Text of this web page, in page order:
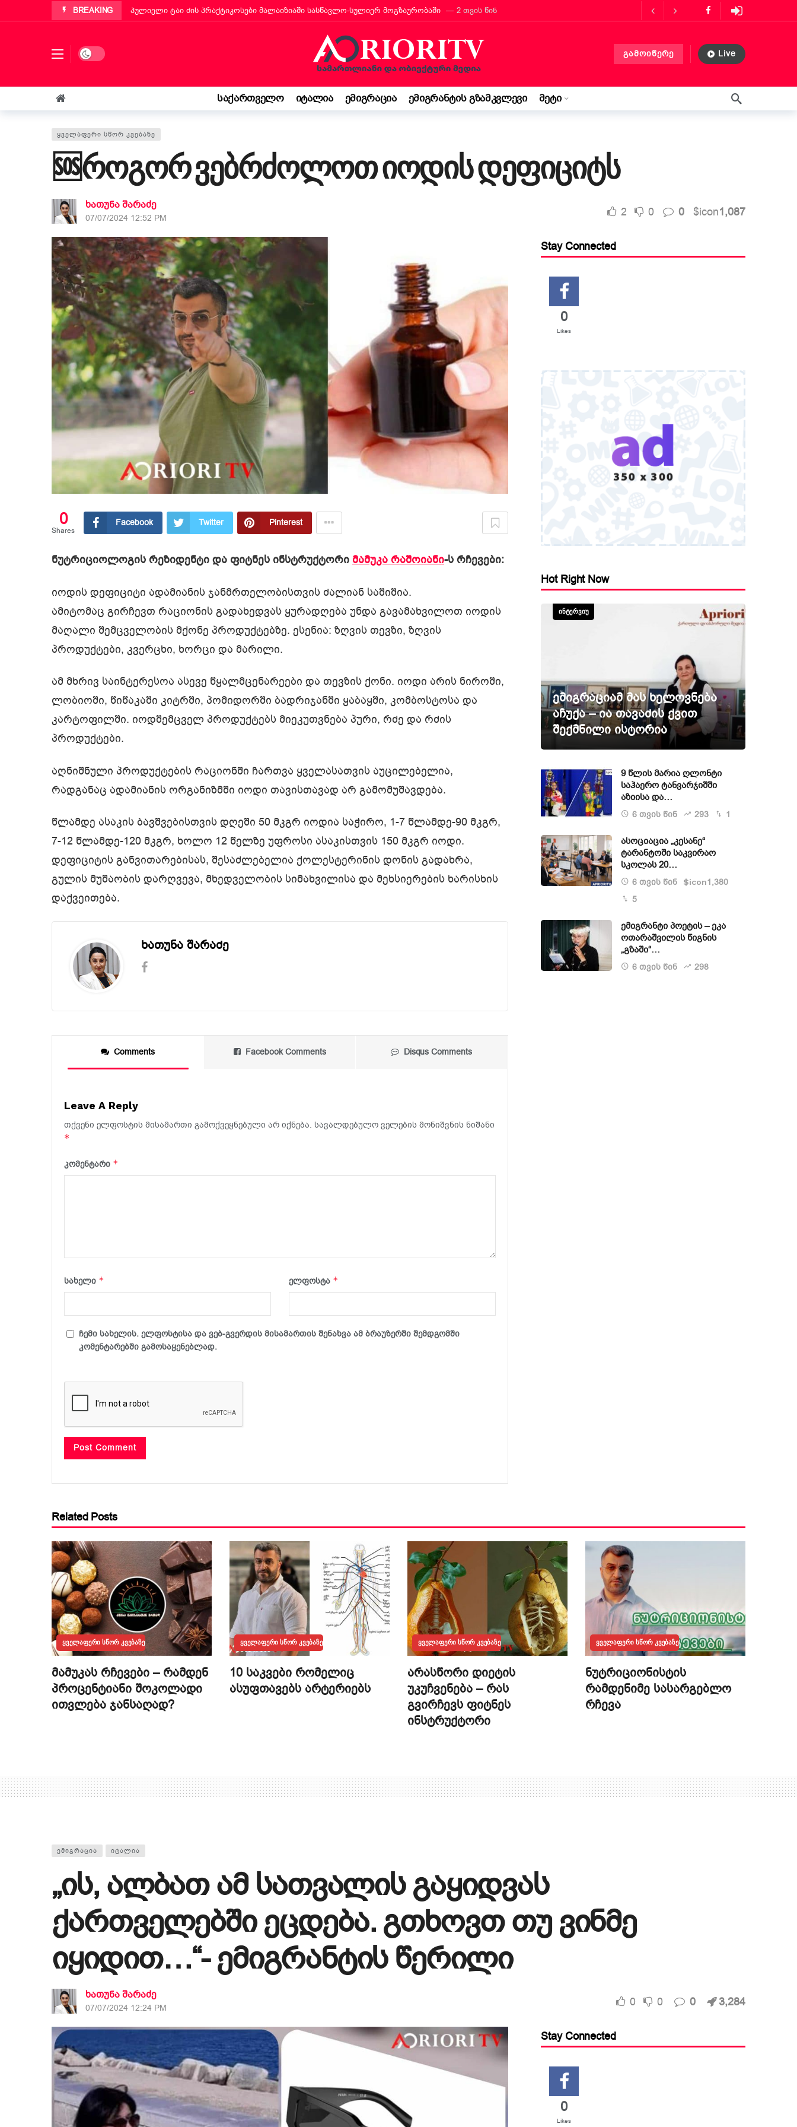
BREAKING პუტინიანოს მერმა ქართველ ემიგრანტს იტალიის მოქალაქეობა პირადად მიულოცა
3 თვის წინ
ქართველმა ემიგრანტმა მოსწავლემ იტალიაში პოეზიის კონკურსი მოიგო
3 თვის წინ
რა უნდა იცოდეს „კოლფ-ბადანტემ“ შემოსავლის დეკლარაცია 730-ს შესახებ! ვალდებულება თუ შესაძლებლობა?
3 თვის წინ
იტალიის პარლამენტმა „უსაფრთხოების დეკრეტი“ დაამტკიცა – რას ნიშნავს ეს ემიგრანტებისთვის
4 თვის წინ
„საფრანგეთმა სიცოცხლე მაჩუქა, საქართველო კი ჩემი ფესვებია“ — 15 წლის ბარბარე მანჯგალაძის წერილი ლილიდან
Dark mode გამოიწერე Live
საქართველო იტალია ემიგრაცია ემიგრანტის გზამკვლევი მეტი
ᲧᲕᲔᲚᲐᲤᲔᲠᲘ ᲡᲬᲝᲠ ᲙᲕᲔᲑᲐᲖᲔ
🆘როგორ ვებრძოლოთ იოდის დეფიციტს
ხათუნა შარაძე
07/07/2024 12:52 PM 2 0 0 $icon1,087
0
Shares
Facebook Twitter Pinterest
ნუტრიციოლოგის რეზიდენტი და ფიტნეს ინსტრუქტორი მამუკა რაშოიანი-ს რჩევები:
იოდის დეფიციტი ადამიანის ჯანმრთელობისთვის ძალიან საშიშია.
ამიტომაც გირჩევთ რაციონის გადახედვას ყურადღება უნდა გავამახვილოთ იოდის
მაღალი შემცველობის მქონე პროდუქტებზე. ესენია: ზღვის თევზი, ზღვის
პროდუქტები, კვერცხი, ხორცი და მარილი.
ამ მხრივ საინტერესოა ასევე წყალმცენარეები და თევზის ქონი. იოდი არის ნიროში,
ლობიოში, წიწაკაში კიტრში, პომიდორში ბადრიჯანში ყაბაყში, კომბოსტოსა და
კარტოფილში. იოდშემცველ პროდუქტებს მიეკუთვნება პური, რძე და რძის
პროდუქტები.
აღნიშნული პროდუქტების რაციონში ჩართვა ყველასათვის აუცილებელია,
რადგანაც ადამიანის ორგანიზმში იოდი თავისთავად არ გამომუშავდება.
წლამდე ასაკის ბავშვებისთვის დღეში 50 მკგრ იოდია საჭირო, 1-7 წლამდე-90 მკგრ,
7-12 წლამდე-120 მკგრ, ხოლო 12 წელზე უფროსი ასაკისთვის 150 მკგრ იოდი.
დეფიციტის განვითარებისას, შესაძლებელია ქოლესტერინის დონის გადახრა,
გულის მუშაობის დარღვევა, მხედველობის სიმახვილისა და მეხსიერების ხარისხის
დაქვეითება.
ხათუნა შარაძე
Comments Facebook Comments Disqus Comments
Leave A Reply
თქვენი ელფოსტის მისამართი გამოქვეყნებული არ იქნება. სავალდებულო ველების მონიშვნის ნიშანი
*
კომენტარი *
სახელი * ელფოსტა *
ჩემი სახელის. ელფოსტისა და ვებ-გვერდის მისამართის შენახვა ამ ბრაუზერში შემდგომში
კომენტარებში გამოსაყენებლად.
Stay Connected
0
Likes
Hot Right Now
ᲘᲜᲢᲔᲠᲕᲘᲣ
ემიგრაციამ მას ხელოვნება
აჩუქა – ია თავაძის ქვით
შექმნილი ისტორია
9 წლის მარია ღლონტი
საჰაერო ტანვარჯიშში
აზიისა და…
6 თვის წინ 293 1
ასოციაცია „კესანე“
ტარანტოში საკვირაო
სკოლას 20…
6 თვის წინ $icon1,380
5
ემიგრანტი პოეტის – ეკა
ოთარაშვილის წიგნის
„გზაში“…
6 თვის წინ 298
Related Posts
ᲧᲕᲔᲚᲐᲤᲔᲠᲘ ᲡᲬᲝᲠ ᲙᲕᲔᲑᲐᲖᲔ
მამუკას რჩევები – რამდენ
პროცენტიანი შოკოლადი
ითვლება ჯანსაღად?
ᲧᲕᲔᲚᲐᲤᲔᲠᲘ ᲡᲬᲝᲠ ᲙᲕᲔᲑᲐᲖᲔ
10 საკვები რომელიც
ასუფთავებს არტერიებს
ᲧᲕᲔᲚᲐᲤᲔᲠᲘ ᲡᲬᲝᲠ ᲙᲕᲔᲑᲐᲖᲔ
არასწორი დიეტის
უკუჩვენება – რას
გვირჩევს ფიტნეს
ინსტრუქტორი
ᲧᲕᲔᲚᲐᲤᲔᲠᲘ ᲡᲬᲝᲠ ᲙᲕᲔᲑᲐᲖᲔ
ნუტრიციონისტის
რამდენიმე სასარგებლო
რჩევა
ᲔᲛᲘᲒᲠᲐᲪᲘᲐ ᲘᲢᲐᲚᲘᲐ
„ის, ალბათ ამ სათვალის გაყიდვას
ქართველებში ეცდება. გთხოვთ თუ ვინმე
იყიდით…“- ემიგრანტის წერილი
ხათუნა შარაძე
07/07/2024 12:24 PM 0 0 0 3,284
Stay Connected
0
Likes